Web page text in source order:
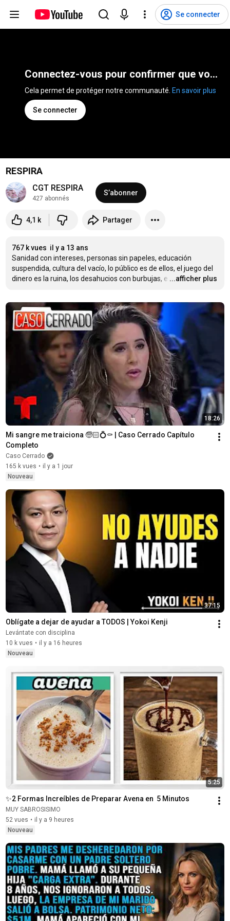
Se connecter
Connectez-vous pour confirmer que vous n'êtes pas un robot
En savoir plus
Se connecter
RESPIRA
CGT RESPIRA
427 abonnés
S’abonner
4,1 k Partager
767 k vues il y a 13 ans
Sanidad con intereses, personas sin papeles, educación
suspendida, cultura del vacío, lo público es de ellos, el juego del
dinero es la ruina, los desahucios con burbujas, e …
...afficher plus
18:26
Mi sangre me traiciona 🧓🏻💍⚰️ | Caso Cerrado Capítulo
Completo
Caso Cerrado
165 k vues • il y a 1 jour
Nouveau
37:15
Oblígate a dejar de ayudar a TODOS | Yokoi Kenji
Levántate con disciplina
10 k vues • il y a 16 heures
Nouveau
5:25
✨️​2 Formas Increíbles de Preparar Avena en  5 Minutos
MUY SABROSISIMO
52 vues • il y a 9 heures
Nouveau